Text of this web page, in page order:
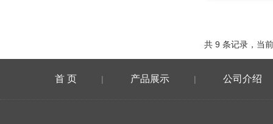
共 9 条记录，当
首 页 | 产品展示 | 公司介绍